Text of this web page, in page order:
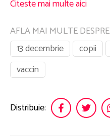
Citeste mai multe aici
AFLA MAI MULTE DESPRE
13 decembrie
copii
vaccin
Distribuie: